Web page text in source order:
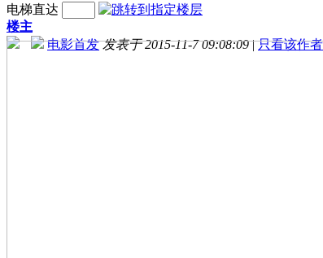
电梯直达
楼主
电影首发 发表于 2015-11-7 09:08:09 | 只看该作者